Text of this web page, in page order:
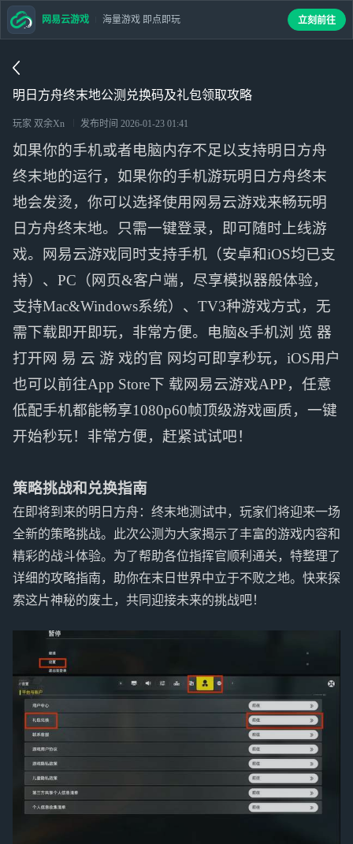
明日方舟终末地公测兑换码及礼包领取攻略
玩家 双余Xn 发布时间 2026-01-23 01:41
如果你的手机或者电脑内存不足以支持明日方舟
终末地的运行，如果你的手机游玩明日方舟终末
地会发烫，你可以选择使用网易云游戏来畅玩明
日方舟终末地。只需一键登录，即可随时上线游
戏。网易云游戏同时支持手机（安卓和iOS均已支
持）、PC（网页&客户端，尽享模拟器般体验，
支持Mac&Windows系统）、TV3种游戏方式，无
需下载即开即玩，非常方便。电脑&手机浏 览 器
打开网 易 云 游 戏的官 网均可即享秒玩，iOS用户
也可以前往App Store下 载网易云游戏APP，任意
低配手机都能畅享1080p60帧顶级游戏画质，一键
开始秒玩！非常方便，赶紧试试吧！
策略挑战和兑换指南
在即将到来的明日方舟：终末地测试中，玩家们将迎来一场
全新的策略挑战。此次公测为大家揭示了丰富的游戏内容和
精彩的战斗体验。为了帮助各位指挥官顺利通关，特整理了
详细的攻略指南，助你在末日世界中立于不败之地。快来探
索这片神秘的废土，共同迎接未来的挑战吧！
网易云游戏 海量游戏 即点即玩 立刻前往